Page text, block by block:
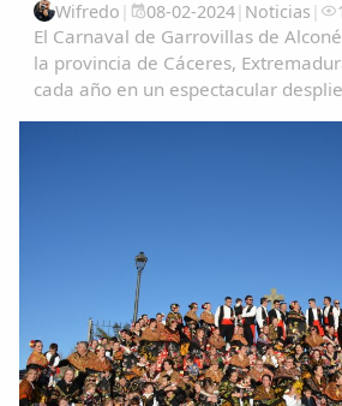
Wifredo | 08-02-2024| Noticias |
El Carnaval de Garrovillas de
la provincia de Cáceres,
cada año en un espectacular